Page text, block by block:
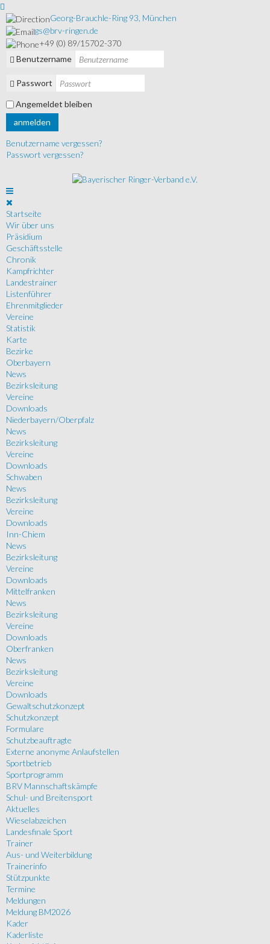
Georg-Brauchle-Ring 93, München
gs@brv-ringen.de
+49 (0) 89/15702-370
Benutzername
Passwort
Angemeldet bleiben
anmelden
Benutzername vergessen?
Passwort vergessen?
Startseite
Wir über uns
Präsidium
Geschäftsstelle
Chronik
Kampfrichter
Landestrainer
Listenführer
Ehrenmitglieder
Vereine
Statistik
Karte
Bezirke
Oberbayern
News
Bezirksleitung
Vereine
Downloads
Niederbayern/Oberpfalz
News
Bezirksleitung
Vereine
Downloads
Schwaben
News
Bezirksleitung
Vereine
Downloads
Inn-Chiem
News
Bezirksleitung
Vereine
Downloads
Mittelfranken
News
Bezirksleitung
Vereine
Downloads
Oberfranken
News
Bezirksleitung
Vereine
Downloads
Gewaltschutzkonzept
Schutzkonzept
Formulare
Schutzbeauftragte
Externe anonyme Anlaufstellen
Sportbetrieb
Sportprogramm
BRV Mannschaftskämpfe
Schul- und Breitensport
Aktuelles
Wieselabzeichen
Landesfinale Sport
Trainer
Aus- und Weiterbildung
Trainerinfo
Stützpunkte
Termine
Meldungen
Meldung BM2026
Kader
Kaderliste